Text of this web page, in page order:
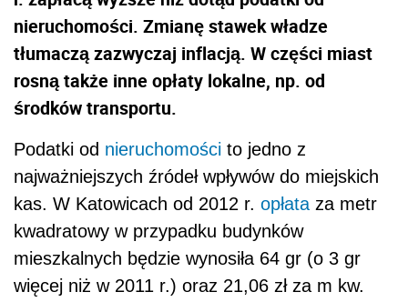
nieruchomości. Zmianę stawek władze
tłumaczą zazwyczaj inflacją. W części miast
rosną także inne opłaty lokalne, np. od
środków transportu.
Podatki od nieruchomości to jedno z
najważniejszych źródeł wpływów do miejskich
kas. W Katowicach od 2012 r. opłata za metr
kwadratowy w przypadku budynków
mieszkalnych będzie wynosiła 64 gr (o 3 gr
więcej niż w 2011 r.) oraz 21,06 zł za m kw.